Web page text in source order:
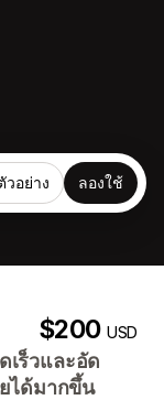
วอย่าง ลองใช้
$200USD
เร็วและอัด
ได้มากขึ้น